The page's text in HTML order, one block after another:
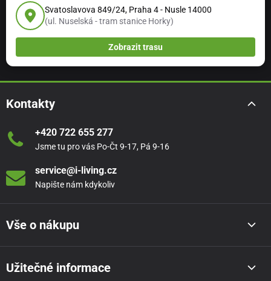
britské královské rodiny.
Dnes, kdy 80% svíček se využívá pouze pro dekorační
účely, se značka Price´s soustředí takřka jen na vývoj
Svíčky jsou
nezávadnosti.
Svatoslavova 849/24, Praha 4 - Nusle 14000
(ul. Nuselská - tram stanice Horky)
Zobrazit trasu
Kontakty
+420 722 655 277
Jsme tu pro vás Po-Čt 9-17, Pá 9-16
service@i-living.cz
Napište nám kdykoliv
Vše o nákupu
Užitečné informace